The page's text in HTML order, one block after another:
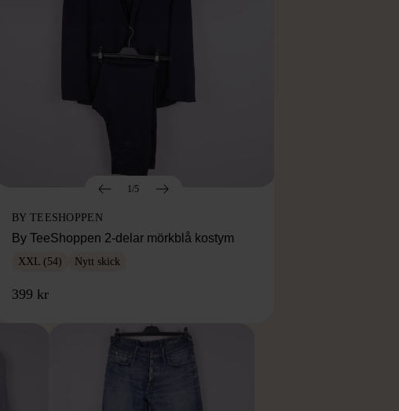
1/5
BY TEESHOPPEN
By TeeShoppen 2-delar mörkblå kostym
XXL (54) Nytt skick
399 kr